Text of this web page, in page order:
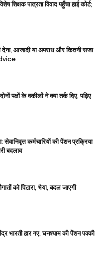
शिक्षक पात्रता विवाद पहुँचा हाई कोर्ट;
देना, आजादी या अपराध और कितनी सजा
पक्षों के वकीलों ने क्या तर्क दिए, पढ़िए
कर्मचारियों की पेंशन प्रक्रिया
बदलाव
को पिटारा, भैया, बदल जाएगी
भारती हार गए, घनश्याम की पेंशन पक्की